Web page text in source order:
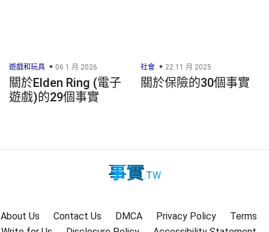
遊戲和玩具 06 1 月 2026
關於Elden Ring (電子
遊戲)的29個事實
社會 22 11 月 2025
關於保險的30個事實
事實.TW
About Us Contact Us DMCA Privacy Policy
Terms